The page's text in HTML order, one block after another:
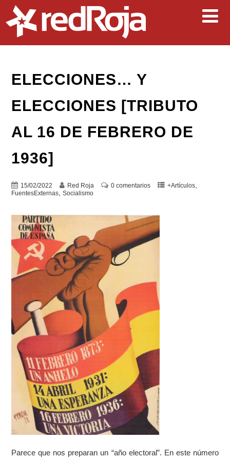
ELECCIONES… Y
ELECCIONES [TRIBUTO
AL 16 DE FEBRERO DE
1936]
15/02/2022 Red Roja 0 comentarios +Artículos,
FuentesExternas, Socialismo
Parece que nos preparan un “año electoral”. En este número